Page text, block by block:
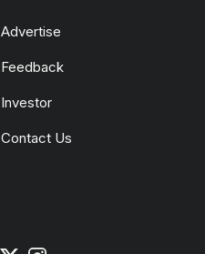
Advertise
Feedback
Investor
Contact Us